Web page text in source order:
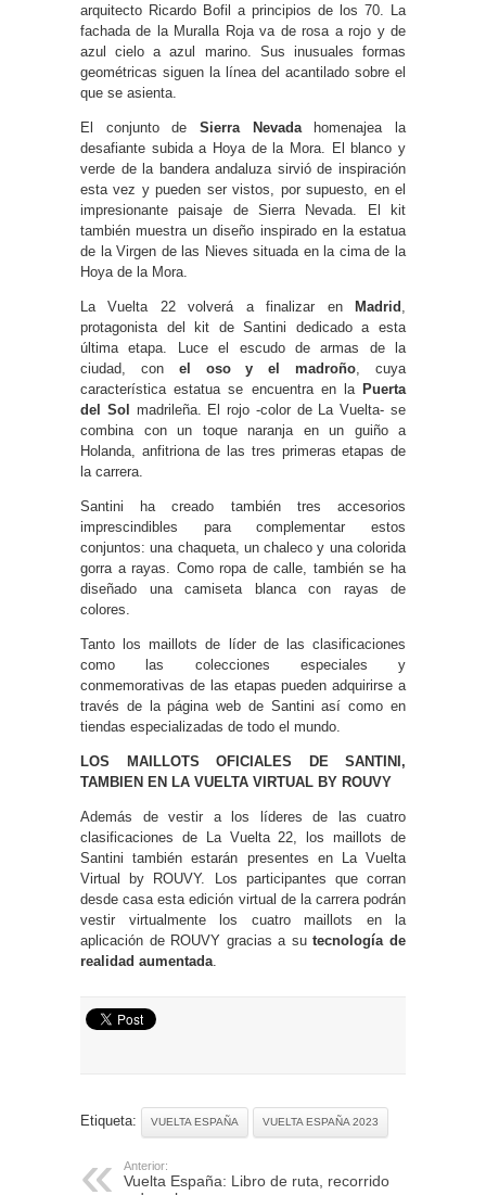
arquitecto Ricardo Bofil a principios de los 70. La
fachada de la Muralla Roja va de rosa a rojo y de
azul cielo a azul marino. Sus inusuales formas
geométricas siguen la línea del acantilado sobre el
que se asienta.
El conjunto de Sierra Nevadahomenajea la
desafiante subida a Hoya de la Mora. El blanco y
verde de la bandera andaluza sirvió de inspiración
esta vez y pueden ser vistos, por supuesto, en el
impresionante paisaje de Sierra Nevada. El kit
también muestra un diseño inspirado en la estatua
de la Virgen de las Nieves situada en la cima de la
Hoya de la Mora.
La Vuelta 22 volverá a finalizar en Madrid
protagonista del kit de Santini dedicado a esta
última etapa. Luce el escudo de armas de la
ciudad, con el oso y el madroño , cuya
característica estatua se encuentra en la Puerta
del Sol madrileña. El rojo -color de La Vuelta- se
combina con un toque naranja en un guiño a
Holanda, anfitriona de las tres primeras etapas de
la carrera.
Santini ha creado también tres accesorios
imprescindibles para complementar estos
conjuntos: una chaqueta, un chaleco y una colorida
gorra a rayas. Como ropa de calle, también se ha
diseñado una camiseta blanca con rayas de
colores.
Tanto los maillots de líder de las clasificaciones
como las colecciones especiales y
conmemorativas de las etapas pueden adquirirse a
través de la página web de Santini así como en
tiendas especializadas de todo el mundo.
LOS MAILLOTS OFICIALES DE SANTINI,
TAMBIEN EN LA VUELTA VIRTUAL BY ROUVY
Además de vestir a los líderes de las cuatro
clasificaciones de La Vuelta 22, los maillots de
Santini también estarán presentes en La Vuelta
Virtual by ROUVY. Los participantes que corran
desde casa esta edición virtual de la carrera podrán
vestir virtualmente los cuatro maillots en la
aplicación de ROUVY gracias a sutecnología de
realidad aumentada
Etiqueta: VUELTA ESPAÑA VUELTA ESPAÑA 2023
Anterior:
Vuelta España: Libro de ruta, recorrido